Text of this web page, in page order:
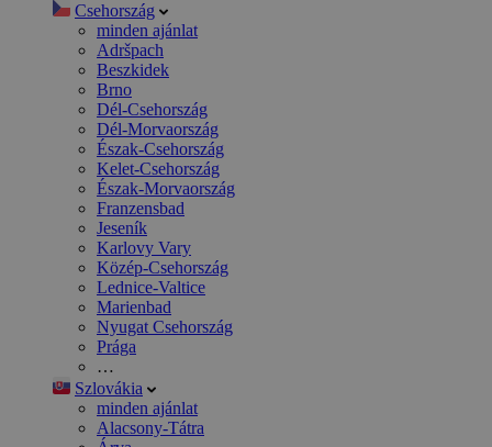
Csehország
minden ajánlat
Adršpach
Beszkidek
Brno
Dél-Csehország
Dél-Morvaország
Észak-Csehország
Kelet-Csehország
Észak-Morvaország
Franzensbad
Jeseník
Karlovy Vary
Közép-Csehország
Lednice-Valtice
Marienbad
Nyugat Csehország
Prága
…
Szlovákia
minden ajánlat
Alacsony-Tátra